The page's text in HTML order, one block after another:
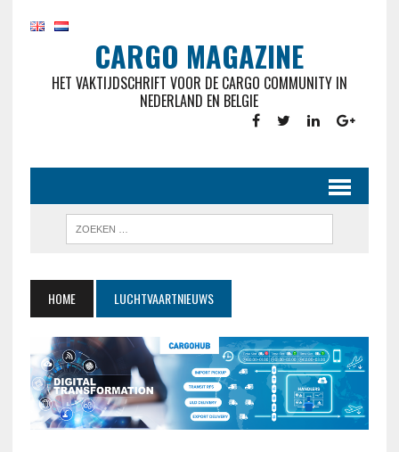
CARGO MAGAZINE
HET VAKTIJDSCHRIFT VOOR DE CARGO COMMUNITY IN
NEDERLAND EN BELGIE
HOME LUCHTVAARTNIEUWS